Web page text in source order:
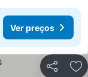
Ver preços
Partilhar